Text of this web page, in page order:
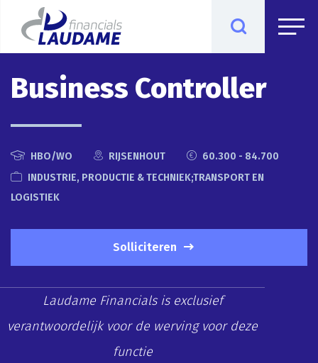
Business Controller
HBO/WO RIJSENHOUT
60.300 - 84.700
INDUSTRIE, PRODUCTIE & TECHNIEK;TRANSPORT EN
LOGISTIEK
Solliciteren
Laudame Financials is exclusief
verantwoordelijk voor de werving voor deze
functie